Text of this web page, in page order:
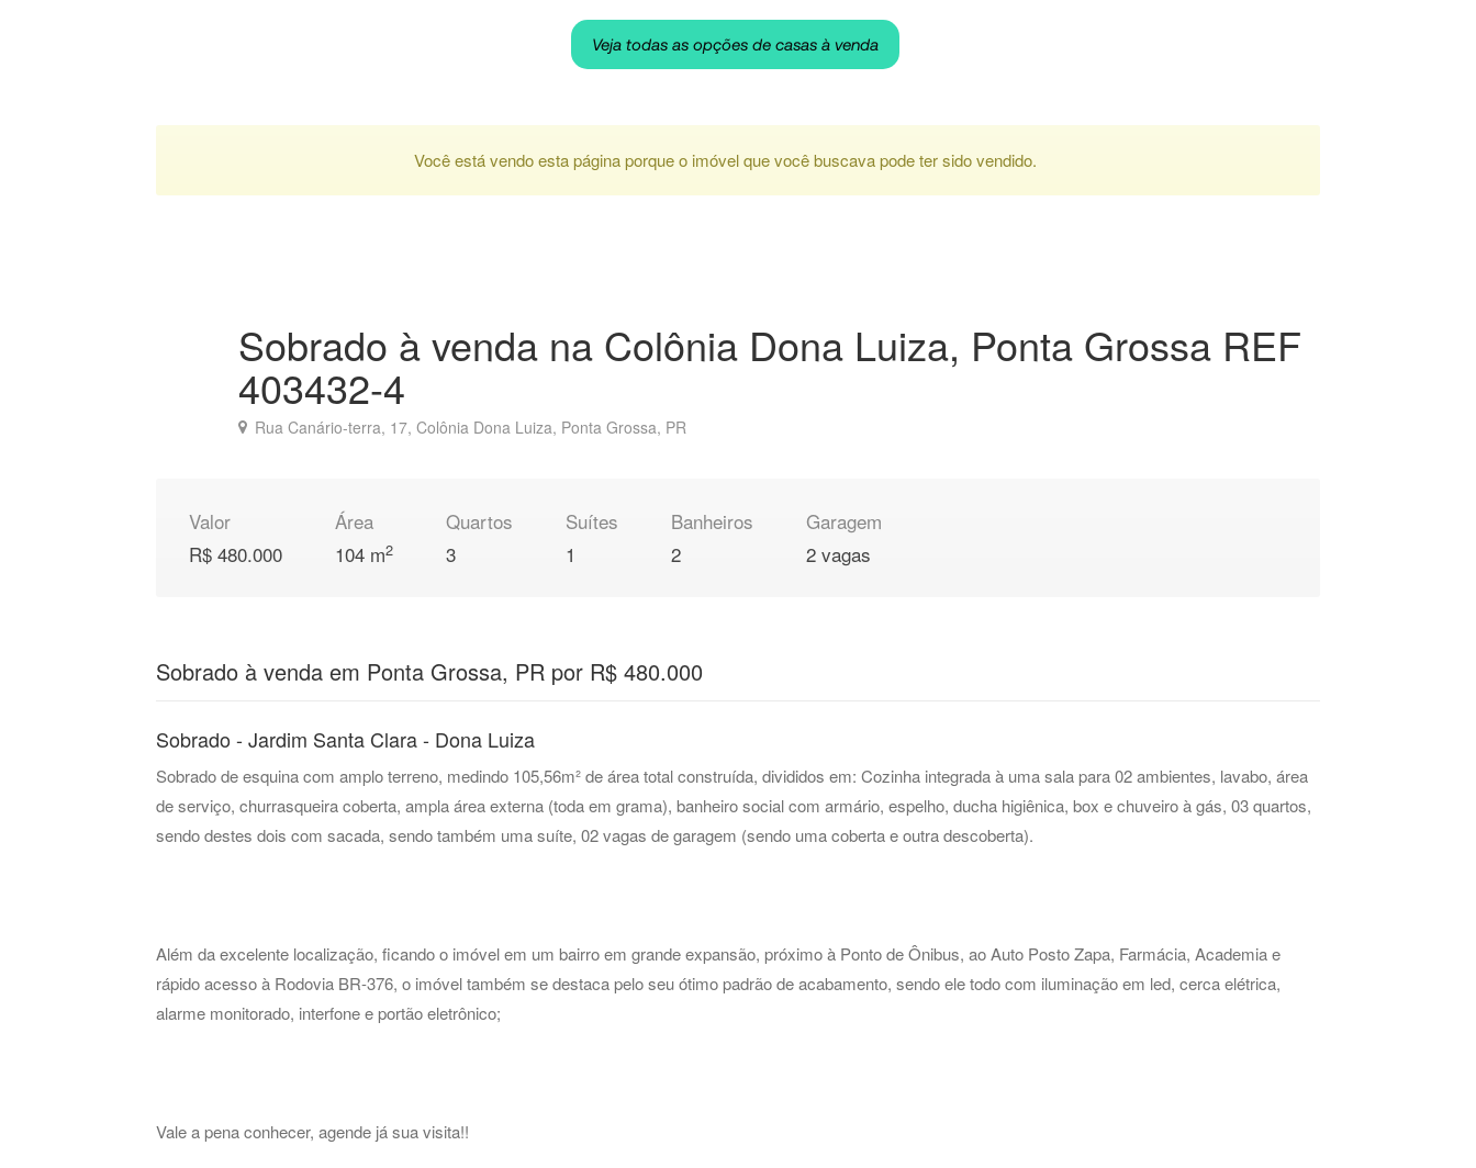
Veja todas as opções de casas à venda
Você está vendo esta página porque o imóvel que você buscava pode ter sido vendido.
Sobrado à venda na Colônia Dona Luiza, Ponta Grossa REF
403432-4
Rua Canário-terra, 17, Colônia Dona Luiza, Ponta Grossa, PR
Valor
R$ 480.000
Área
104 m2
Quartos
3
Suítes
1
Banheiros
2
Garagem
2 vagas
Sobrado à venda em Ponta Grossa, PR por R$ 480.000
Sobrado - Jardim Santa Clara - Dona Luiza
Sobrado de esquina com amplo terreno, medindo 105,56m² de área total construída, divididos em: Cozinha integrada à uma sala para 02 ambientes, lavabo, área
de serviço, churrasqueira coberta, ampla área externa (toda em grama), banheiro social com armário, espelho, ducha higiênica, box e chuveiro à gás, 03 quartos,
sendo destes dois com sacada, sendo também uma suíte, 02 vagas de garagem (sendo uma coberta e outra descoberta).
Além da excelente localização, ficando o imóvel em um bairro em grande expansão, próximo à Ponto de Ônibus, ao Auto Posto Zapa, Farmácia, Academia e
rápido acesso à Rodovia BR-376, o imóvel também se destaca pelo seu ótimo padrão de acabamento, sendo ele todo com iluminação em led, cerca elétrica,
alarme monitorado, interfone e portão eletrônico;
Vale a pena conhecer, agende já sua visita!!